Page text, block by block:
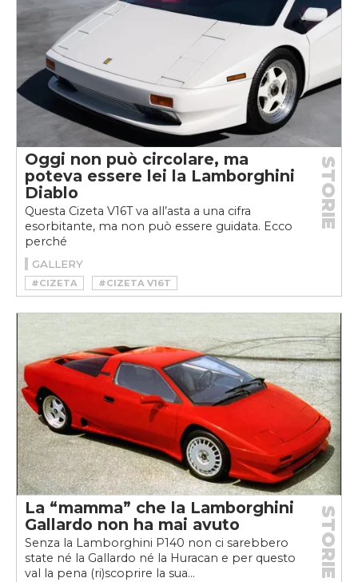
Oggi non può circolare, ma
poteva essere lei la Lamborghini
Diablo
Questa Cizeta V16T va all’asta a una cifra
esorbitante, ma non può essere guidata. Ecco
perché
STORIE
GALLERY
#CIZETA
#CIZETA V16T
#CIZETA-MORODER V16T
La “mamma” che la Lamborghini
Gallardo non ha mai avuto
Senza la Lamborghini P140 non ci sarebbero
state né la Gallardo né la Huracan e per questo
val la pena (ri)scoprire la sua...
STORIE